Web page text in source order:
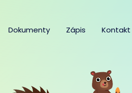
Dokumenty Zápis Kontakt